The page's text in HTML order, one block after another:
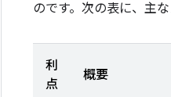
のです。次の表に、主
利
点
概要